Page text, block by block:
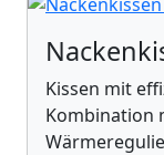
Kissen mit
Kombination